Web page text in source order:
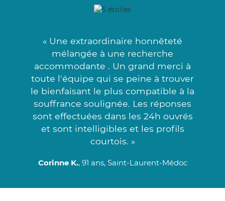
« Une extraordinaire honnêteté
mélangée à une recherche
accommodante . Un grand merci à
toute l'équipe qui se peine à trouver
le bienfaisant le plus compatible à la
souffrance soulignée. Les réponses
sont effectuées dans les 24h ouvrés
et sont intelligibles et les profils
courtois. »
Corinne K., 91 ans, Saint-Laurent-Médoc